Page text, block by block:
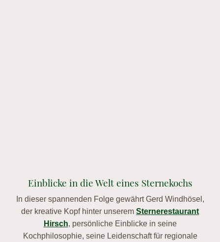
Einblicke in die Welt eines Sternekochs
In dieser spannenden Folge gewährt Gerd Windhösel,
der kreative Kopf hinter unserem Sternerestaurant
Hirsch, persönliche Einblicke in seine
Kochphilosophie, seine Leidenschaft für regionale